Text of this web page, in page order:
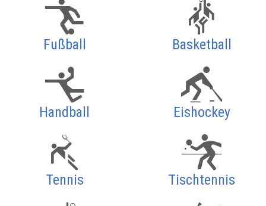
Fußball Basketball
Handball Eishockey
Tennis Tischtennis